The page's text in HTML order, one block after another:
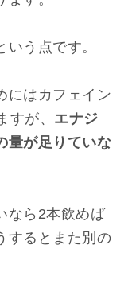
う点です。
にはカフェイン
が、 エナジ
量が足りていな
なら2本飲めば
するとまた別の